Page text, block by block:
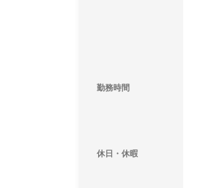
勤務時間
休日・休暇